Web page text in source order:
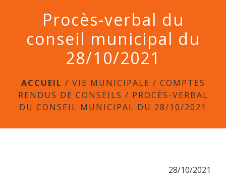
Procès-verbal du
conseil municipal du
28/10/2021
ACCUEIL / VIE MUNICIPALE / COMPTES
RENDUS DE CONSEILS / PROCÈS-VERBAL
DU CONSEIL MUNICIPAL DU 28/10/2021
28/10/2021